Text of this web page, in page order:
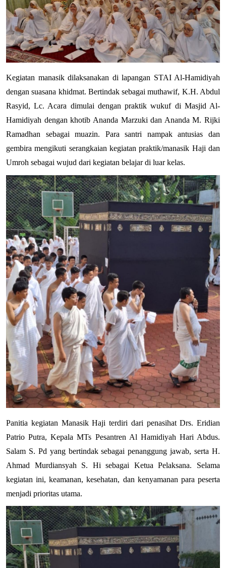
Kegiatan manasik dilaksanakan di lapangan STAI Al-Hamidiyah
dengan suasana khidmat. Bertindak sebagai muthawif, K.H. Abdul
Rasyid, Lc. Acara dimulai dengan praktik wukuf di Masjid Al-
Hamidiyah dengan khotib Ananda Marzuki dan Ananda M. Rijki
Ramadhan sebagai muazin. Para santri nampak antusias dan
gembira mengikuti serangkaian kegiatan praktik/manasik Haji dan
Umroh sebagai wujud dari kegiatan belajar di luar kelas.
Panitia kegiatan Manasik Haji terdiri dari penasihat Drs. Eridian
Patrio Putra, Kepala MTs Pesantren Al Hamidiyah Hari Abdus.
Salam S. Pd yang bertindak sebagai penanggung jawab, serta H.
Ahmad Murdiansyah S. Hi sebagai Ketua Pelaksana. Selama
kegiatan ini, keamanan, kesehatan, dan kenyamanan para peserta
menjadi prioritas utama.